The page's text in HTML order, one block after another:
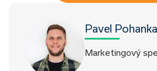
Pavel Pohanka
Marketingový